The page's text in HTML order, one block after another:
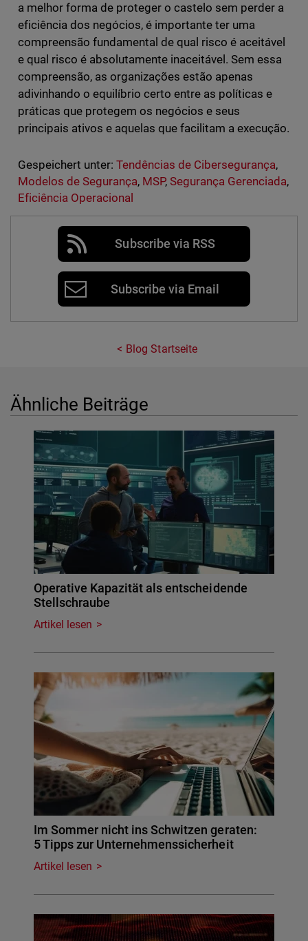
a melhor forma de proteger o castelo sem perder a
eficiência dos negócios, é importante ter uma
compreensão fundamental de qual risco é aceitável
e qual risco é absolutamente inaceitável. Sem essa
compreensão, as organizações estão apenas
adivinhando o equilíbrio certo entre as políticas e
práticas que protegem os negócios e seus
principais ativos e aquelas que facilitam a execução.
Gespeichert unter: Tendências de Cibersegurança,
Modelos de Segurança, MSP, Segurança Gerenciada,
Eficiência Operacional
Subscribe via RSS
Subscribe via Email
Blog Startseite
Ähnliche Beiträge
Operative Kapazität als entscheidende
Stellschraube
Artikel lesen
Im Sommer nicht ins Schwitzen geraten:
5 Tipps zur Unternehmenssicherheit
Artikel lesen